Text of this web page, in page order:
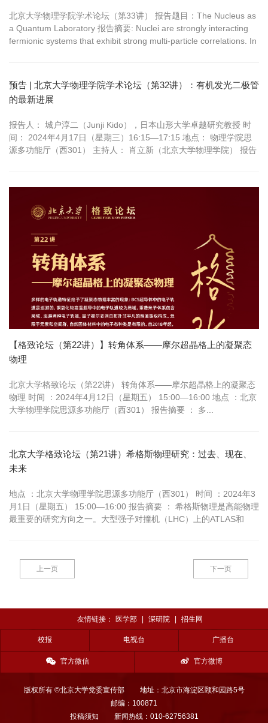
北京大学物理学院学术论坛（第33讲） 报告题目：The Nucleus as
a Quantum Laboratory 报告摘要: Nuclei are strongly interacting
fermionic systems that exhibit strong multi-particle correlations. In
预告 | 北京大学物理学院学术论坛（第32讲）：有机发光二极管
的最新进展
报告人： 城户淳二（Junji Kido），日本山形大学卓越研究教授 时
间： 2024年4月17日（星期三）16:15—17:15 地点： 物理学院思
源多功能厅（西301） 主持人： 肖立新（北京大学物理学院） 报告
件，显示出多重激...
【格致论坛（第22讲）】转角体系——摩尔超晶格上的凝聚态
物理
北京大学格致论坛（第22讲） 转角体系——摩尔超晶格上的凝聚态
物理 时间 ：2024年4月12日（星期五） 15:00—16:00 地点 ：北京
大学物理学院思源多功能厅（西301） 报告摘要 ： 多...
北京大学格致论坛（第21讲）希格斯物理研究：过去、现在、
未来
地点 ：北京大学物理学院思源多功能厅（西301） 时间 ：2024年3
月1日（星期五） 15:00—16:00 报告摘要 ： 希格斯物理是高能物理
最重要的研究方向之一。大型强子对撞机（LHC）上的ATLAS和
上一页 下一页
友情链接： 医学部 | 深研院 | 招生网
校报 电视台 广播台
官方微信 官方微博
版权所有 ©北京大学党委宣传部
地址：北京市海淀区颐和园路5号
邮编：100871
投稿须知
新闻热线：010-62756381